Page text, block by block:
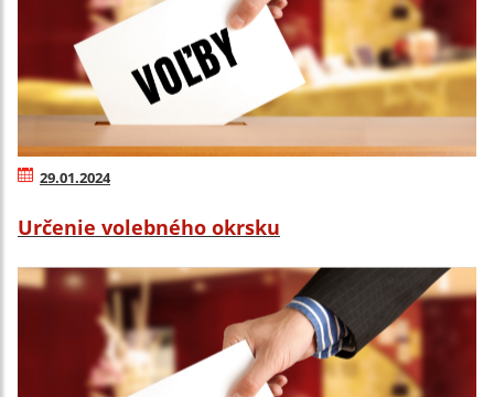
29.01.2024
Určenie volebného okrsku